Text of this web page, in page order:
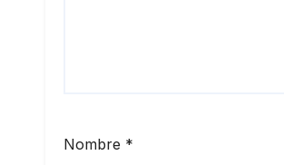
Nombre *